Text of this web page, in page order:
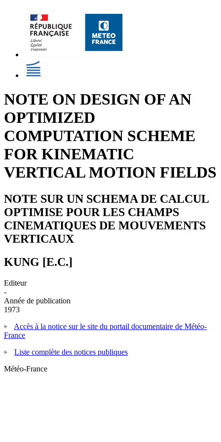
NOTE ON DESIGN OF AN
OPTIMIZED
COMPUTATION SCHEME
FOR KINEMATIC
VERTICAL MOTION FIELDS
NOTE SUR UN SCHEMA DE CALCUL
OPTIMISE POUR LES CHAMPS
CINEMATIQUES DE MOUVEMENTS
VERTICAUX
KUNG [E.C.]
Editeur
-
Année de publication
1973
Accès à la notice sur le site du portail documentaire de Météo-
France
Liste complète des notices publiques
Météo-France